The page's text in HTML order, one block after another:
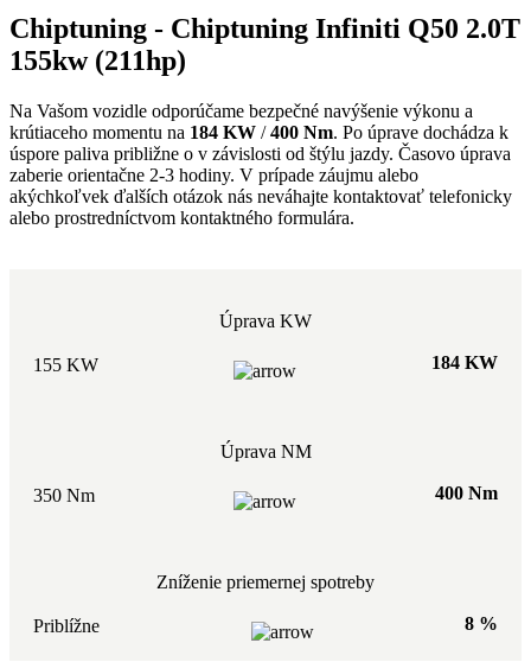
Chiptuning - Chiptuning Infiniti Q50 2.0T
155kw (211hp)
Na Vašom vozidle odporúčame bezpečné navýšenie výkonu a
krútiaceho momentu na 184 KW /400 Nm. Po úprave dochádza k
úspore paliva približne o v závislosti od štýlu jazdy. Časovo úprava
zaberie orientačne 2-3 hodiny. V prípade záujmu alebo
akýchkoľvek ďalších otázok nás neváhajte kontaktovať telefonicky
alebo prostredníctvom kontaktného formulára.
Úprava KW
155 KW 184 KW
Úprava NM
350 Nm 400 Nm
Zníženie priemernej spotreby
Priblížne 8 %